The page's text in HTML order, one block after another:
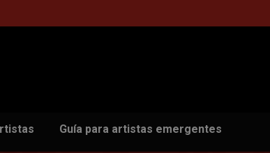
Guía para artistas emergentes